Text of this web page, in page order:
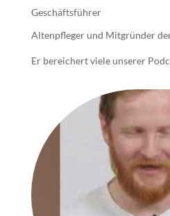
Geschäftsführer
Altenpfleger und Mitgründer
Er bereichert viele unserer